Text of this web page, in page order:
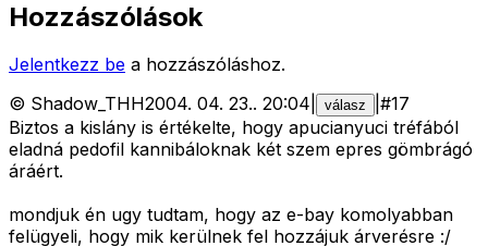
Hozzászólások
Jelentkezz be a hozzászóláshoz.
© Shadow_THH2004. 04. 23.. 20:04 válasz #17
Biztos a kislány is értékelte, hogy apucianyuci tréfából
eladná pedofil kannibáloknak két szem epres gömbrágó
áráért.
mondjuk én ugy tudtam, hogy az e-bay komolyabban
felügyeli, hogy mik kerülnek fel hozzájuk árverésre :/